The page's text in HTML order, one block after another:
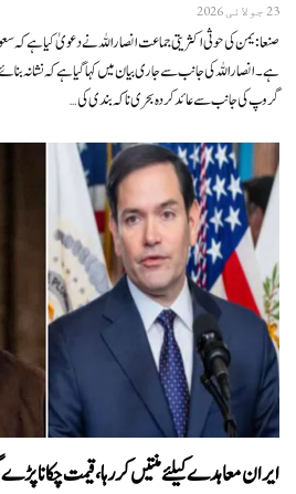
23 جولائی 2026
ہے۔انصاراللہ کی جانب سے جاری بیان میں کہا گیا ہے کہ نشانہ
گروپ کی جانب سے عائد کردہ بحری ناکہ بندی کی…
ایران معاہدے کیلئے منتیں کر رہا، قیمت چکانا